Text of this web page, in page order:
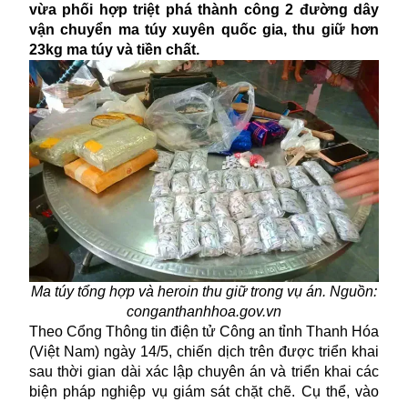
vừa phối hợp triệt phá thành công 2 đường dây
vận chuyển ma túy xuyên quốc gia, thu giữ hơn
23kg ma túy và tiền chất.
Ma túy tổng hợp và heroin thu giữ trong vụ án. Nguồn:
conganthanhhoa.gov.vn
Theo Cổng Thông tin điện tử Công an tỉnh Thanh Hóa
(Việt Nam) ngày 14/5, chiến dịch trên được triển khai
sau thời gian dài xác lập chuyên án và triển khai các
biện pháp nghiệp vụ giám sát chặt chẽ. Cụ thể, vào